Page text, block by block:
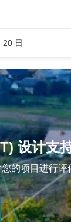
20 日
设计支
的项目进行